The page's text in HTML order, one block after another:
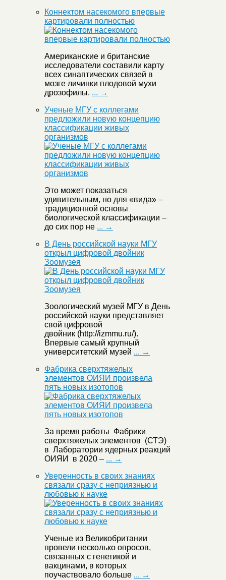
Коннектом насекомого впервые
картировали полностью
Американские и британские
исследователи составили карту
всех синаптических связей в
мозге личинки плодовой мухи
дрозофилы. ... →
Ученые МГУ с коллегами
предложили новую концепцию
классификации живых
организмов
Это может показаться
удивительным, но для «вида» –
традиционной основы
биологической классификации –
до сих пор не ... →
В День российской науки МГУ
открыл цифровой двойник
Зоомузея
Зоологический музей МГУ в День
российской науки представляет
свой цифровой
двойник (http://izmmu.ru/).
Впервые самый крупный
университетский музей ... →
Фабрика сверхтяжелых
элементов ОИЯИ произвела
пять новых изотопов
За время работы Фабрики
сверхтяжелых элементов (СТЭ)
в Лаборатории ядерных реакций
ОИЯИ в 2020 – ... →
Уверенность в своих знаниях
связали сразу с неприязнью и
любовью к науке
Ученые из Великобритании
провели несколько опросов,
связанных с генетикой и
вакцинами, в которых
поучаствовало больше ... →